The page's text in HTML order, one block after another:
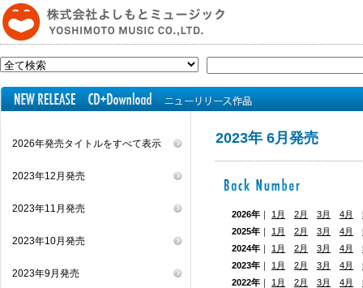
2026年発売タイトルをすべて表示
2023年12月発売
2023年11月発売
2023年10月発売
2023年9月発売
2023年 6月発売
2026年 ｜ 1月 2月 3月 4月
2025年 ｜ 1月 2月 3月 4月
2024年 ｜ 1月 2月 3月 4月
2023年 ｜ 1月 2月 3月 4月
2022年 ｜ 1月 2月 3月 4月